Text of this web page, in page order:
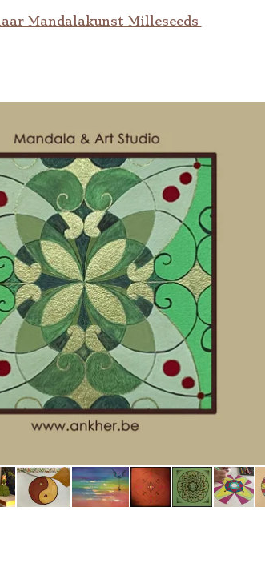
Mandalakunst Milleseeds